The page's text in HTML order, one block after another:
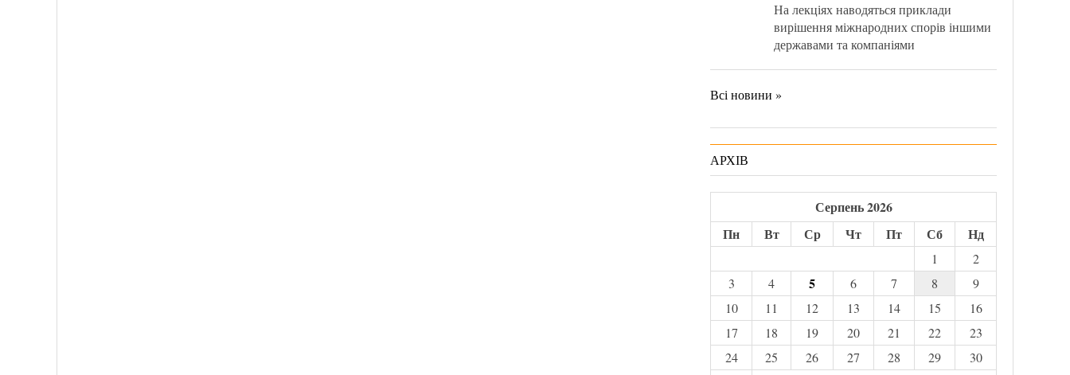
На лекціях наводяться приклади
вирішення міжнародних спорів іншими
державами та компаніями
Всі новини »
АРХІВ
Серпень 2026
Пн
Вт Ср Чт Пт Сб Нд
1
2
3
4 5 6 7 8
9
10
11 12 13 14 15
16
17
18 19 20 21 22
23
24
25 26 27 28 29
30